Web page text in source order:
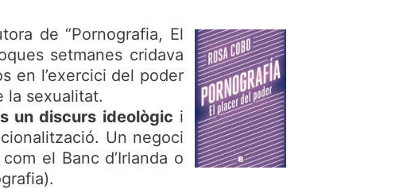
de “Pornografia, El
setmanes cridava
en l’exercici del poder
la sexualitat.
un discurs ideològic i
Un negoci
el Banc d’Irlanda o